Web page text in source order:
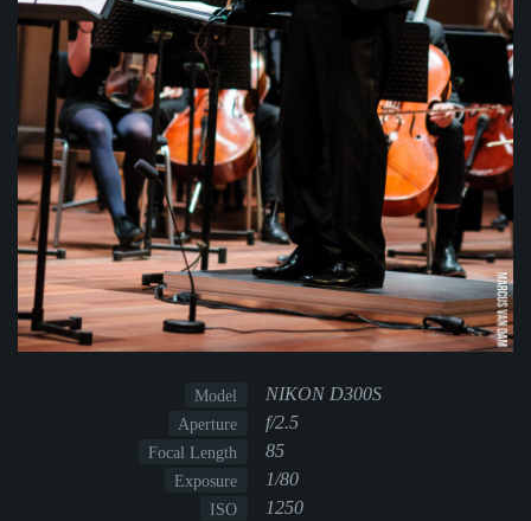
Model NIKON D300S
Aperture f/2.5
Focal Length 85
Exposure 1/80
ISO 1250